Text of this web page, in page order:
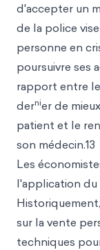
d'accepter un
de la police
personne en
poursuivre ses
rapport entre
dernier de
patient et le
son médecin.13
Les
l'application
sur la vente
techniques